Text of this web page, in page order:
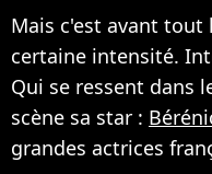
Mais c'est avant
certaine intensité.
Qui se ressent dans
scène sa star :
grandes actrices